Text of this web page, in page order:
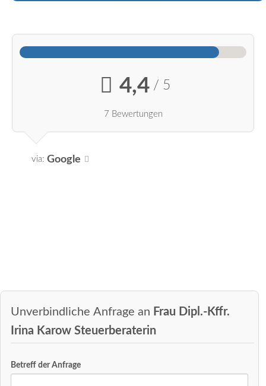
4,4 / 5
7 Bewertungen
via: Google
Unverbindliche Anfrage an Frau Dipl.-Kffr.
Irina Karow Steuerberaterin
Betreff der Anfrage